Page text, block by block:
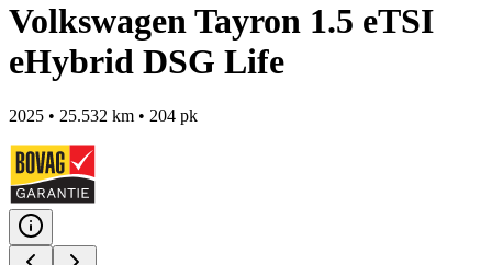
Volkswagen Tayron 1.5 eTSI
eHybrid DSG Life
2025 • 25.532 km • 204 pk